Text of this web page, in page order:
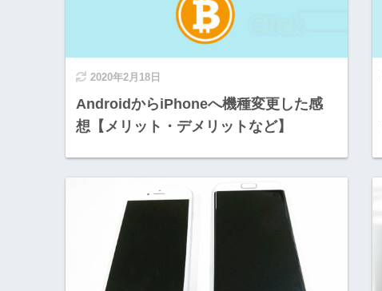
2020年2月18日
AndroidからiPhoneへ機種変更した感
想【メリット・デメリットなど】